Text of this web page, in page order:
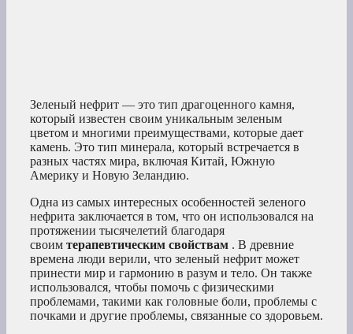
Зеленый нефрит — это тип драгоценного камня,
который известен своим уникальным зеленым
цветом и многими преимуществами, которые дает
камень. Это тип минерала, который встречается в
разных частях мира, включая Китай, Южную
Америку и Новую Зеландию.
Одна из самых интересных особенностей зеленого
нефрита заключается в том, что он использовался на
протяжении тысячелетий благодаря
своим терапевтическим свойствам . В древние
времена люди верили, что зеленый нефрит может
принести мир и гармонию в разум и тело. Он также
использовался, чтобы помочь с физическими
проблемами, такими как головные боли, проблемы с
почками и другие проблемы, связанные со здоровьем.